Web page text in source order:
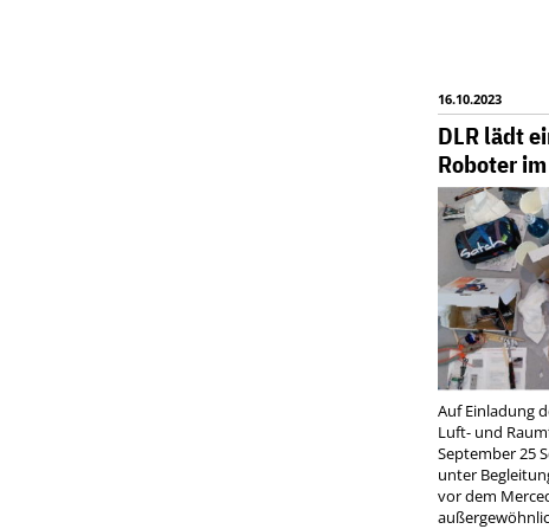
16.10.2023
DLR lädt
Roboter
Auf Einladung
Luft- und
September 25
unter
vor dem